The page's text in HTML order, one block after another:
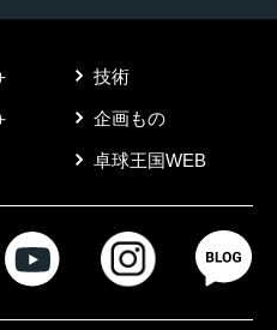
技術
企画もの
卓球王国WEB